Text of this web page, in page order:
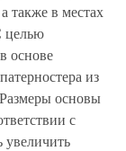
также в местах
целью
основе
из
основы
с
увеличить